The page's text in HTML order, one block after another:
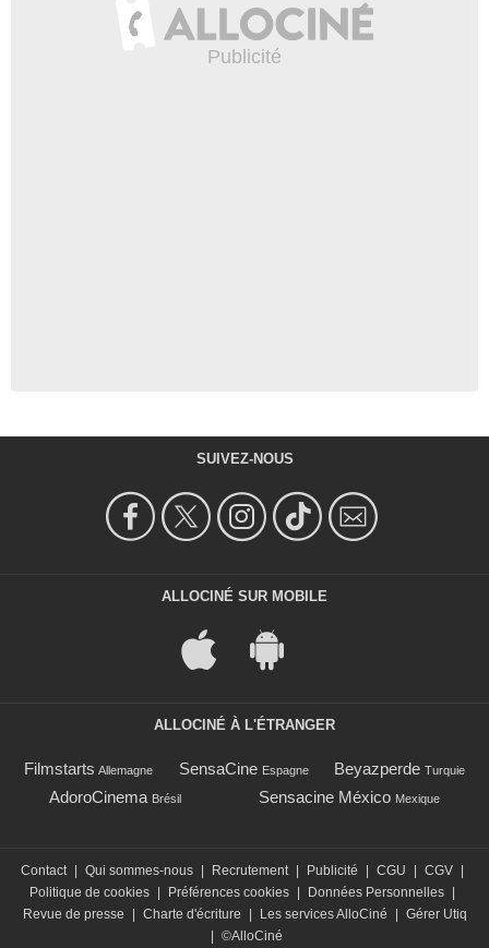
SUIVEZ-NOUS
ALLOCINÉ SUR MOBILE
ALLOCINÉ À L'ÉTRANGER
Filmstarts Allemagne SensaCine Espagne Beyazperde Turquie
AdoroCinema Brésil Sensacine México Mexique
Contact Qui sommes-nous Recrutement Publicité CGU CGV
Politique de cookies
Préférences cookies Données Personnelles
Revue de presse
Charte d'écriture Les services AlloCiné
Gérer Utiq
©AlloCiné